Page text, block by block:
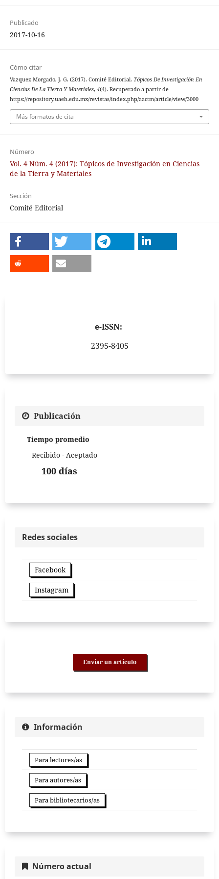
Publicado
2017-10-16
Cómo citar
Vazquez Morgado, J. G. (2017). Comité Editorial. Tópicos De Investigación En
Ciencias De La Tierra Y Materiales, 4(4). Recuperado a partir de
https://repository.uaeh.edu.mx/revistas/index.php/aactm/article/view/3000
Más formatos de cita
Número
Vol. 4 Núm. 4 (2017): Tópicos de Investigación en Ciencias
de la Tierra y Materiales
Sección
Comité Editorial
e-ISSN:
2395-8405
Publicación
Tiempo promedio
Recibido - Aceptado
100 días
Redes sociales
Facebook
Instagram
Enviar un artículo
Información
Para lectores/as
Para autores/as
Para bibliotecarios/as
Número actual